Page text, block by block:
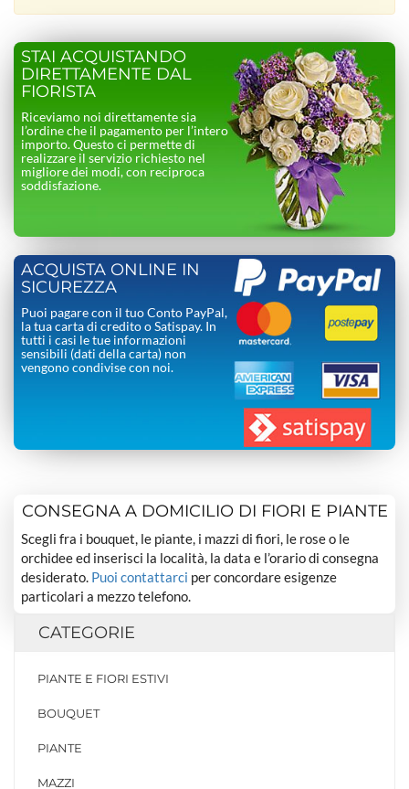
STAI ACQUISTANDO
DIRETTAMENTE DAL
FIORISTA
Riceviamo noi direttamente sia
l’ordine che il pagamento per l’intero
importo. Questo ci permette di
realizzare il servizio richiesto nel
migliore dei modi, con reciproca
soddisfazione.
ACQUISTA ONLINE IN
SICUREZZA
Puoi pagare con il tuo Conto PayPal,
la tua carta di credito o Satispay. In
tutti i casi le tue informazioni
sensibili (dati della carta) non
vengono condivise con noi.
CONSEGNA A DOMICILIO DI FIORI E PIANTE
Scegli fra i bouquet, le piante, i mazzi di fiori, le rose o le
orchidee ed inserisci la località, la data e l’orario di consegna
desiderato. Puoi contattarci per concordare esigenze
particolari a mezzo telefono.
CATEGORIE
PIANTE E FIORI ESTIVI
BOUQUET
PIANTE
MAZZI